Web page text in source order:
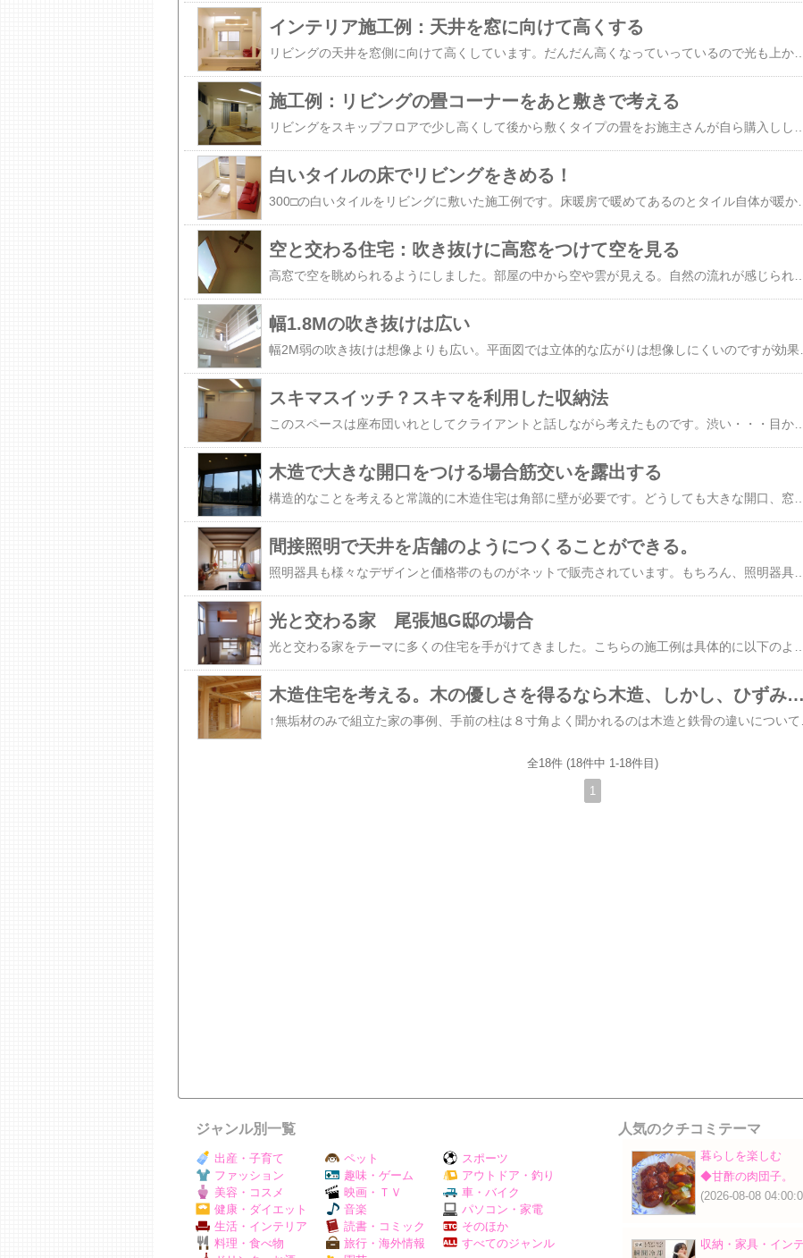
インテリア施工例：天井を窓に向けて高くする
リビングの天井を窓側に向けて高くしています。だんだん高くなっていっているので光も上から入ってくるようになりました。普通よりよりちょっと高めの天井で広く感じます。上の階は天井が上がった分を部屋の床で高さを変えました。
施工例：リビングの畳コーナーをあと敷きで考える
白いタイルの床でリビングをきめる！
300□の白いタイルをリビングに敷いた施工例です。床暖房で暖めてあるのとタイル自体が暖かな風合いがあるのでほのかなやわらかさも感じます。白いフローリングも最近では販売されているし白いタイルも選択肢が多くなりました。家具が映えるので私は好きですけどねこのまっ白いタイルは、デザイナーホワイトというタイルで後で知ったのですがシドニーオペラハウスの設計者ウッツォンの息子が愛用とか
空と交わる住宅：吹き抜けに高窓をつけて空を見る
高窓で空を眺められるようにしました。部屋の中から空や雲が見える。自然の流れが感じられるのを現場で見るとき住宅がスペースコロニーのように感じられます。空というか宇宙が感じられて窓が贅沢な装置のように思えるのです。
幅1.8Mの吹き抜けは広い
スキマスイッチ？スキマを利用した収納法
このスペースは座布団いれとしてクライアントと話しながら考えたものです。渋い・・・目からうろこですが隙間をつくることでおもちゃなどが片付いている！隙間収納なんて近藤典子並みの発想だなあとっても気に入ってるアイデアのひとつです。スキマ収納デザイナー・・・ 信太淳英
木造で大きな開口をつける場合筋交いを露出する
間接照明で天井を店舗のようにつくることができる。
照明器具も様々なデザインと価格帯のものがネットで販売されています。もちろん、照明器具を選ぶのも楽しいのですが、天井にちょっとした隙間を作ることで、蛍光灯の値段で間接照明をつくれてしまうのです。店舗だとあるけれど、住宅ではあまり見ないですね。なぜでしょう？住宅だからといって間接照明をしてはいけないという法律はありません。すっきりとオリジナルの照明をデザインしてみませんか？
光と交わる家 尾張旭G邸の場合
木造住宅を考える。木の優しさを得るなら木造、しかし、ひずみはあります
全18件 (18件中 1-18件目)
1
ジャンル別一覧
出産・子育て
ファッション
美容・コスメ
健康・ダイエット
生活・インテリア
料理・食べ物
ペット
趣味・ゲーム
映画・ＴＶ
音楽
読書・コミック
旅行・海外情報
スポーツ
アウトドア・釣り
車・バイク
パソコン・家電
そのほか
すべてのジャンル
人気のクチコミテーマ
暮らしを楽しむ
◆甘酢の肉団子。
(2026-08-08
収納・家具・イン